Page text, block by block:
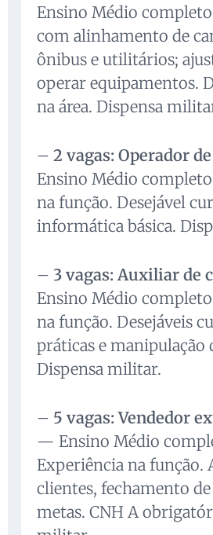
Ensino Médio
com alinhamento de
ônibus e utilitários;
operar equipamentos.
na área. Dispensa
– 2 vagas: Operador
Ensino Médio
na função. Desejável
informática básica.
– 3 vagas: Auxiliar de
Ensino Médio
na função. Desejáveis
práticas e manipulação
Dispensa militar.
– 5 vagas: Vendedor
— Ensino Médio
Experiência na função.
clientes, fechamento de
metas. CNH A